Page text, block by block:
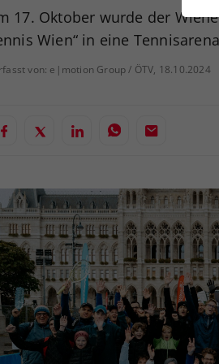
17. Oktober wurde der
Wien“ in eine
von: e|motion Group / ÖTV, 18.10.2024